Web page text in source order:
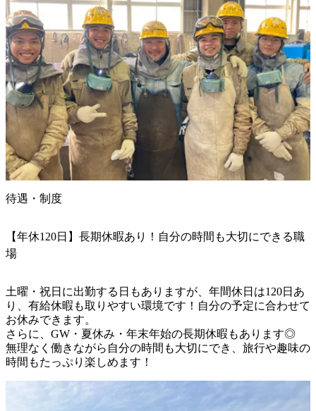
待遇・制度
【年休120日】長期休暇あり！自分の時間も大切にできる職
場
土曜・祝日に出勤する日もありますが、年間休日は120日あ
り、有給休暇も取りやすい環境です！自分の予定に合わせて
お休みできます。
さらに、GW・夏休み・年末年始の長期休暇もあります◎
無理なく働きながら自分の時間も大切にでき、旅行や趣味の
時間もたっぷり楽しめます！